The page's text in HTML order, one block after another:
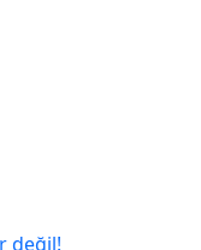
değil!